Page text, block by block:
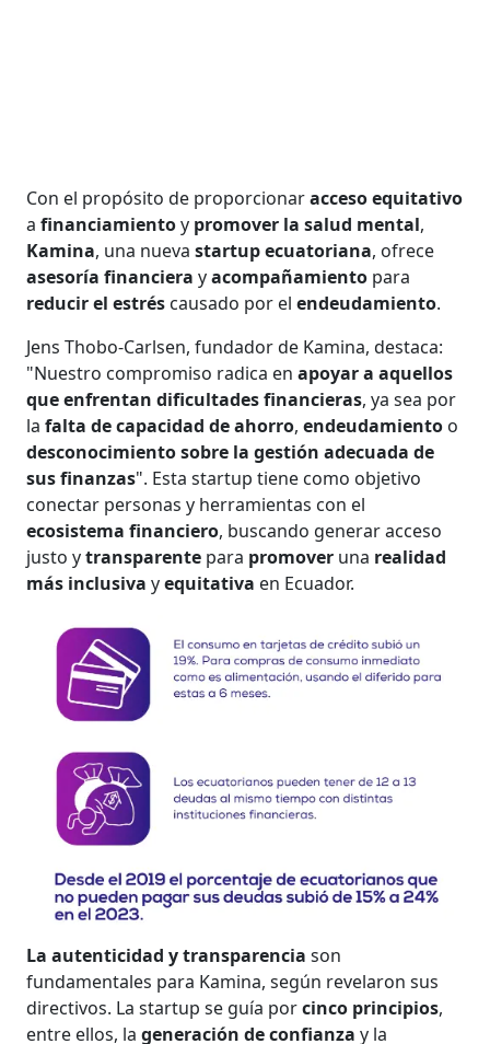
Con el propósito de proporcionaracceso equitativo
afinanciamientoy promover la salud mental,
Kamina, una nuevastartup ecuatoriana, ofrece
asesoría financierayacompañamiento para
reducir el estrés causado por elendeudamiento.
Jens Thobo-Carlsen, fundador de Kamina, destaca:
"Nuestro compromiso radica enapoyar a aquellos
que enfrentan dificultades financieras, ya sea por
lafalta de capacidad de ahorro,endeudamiento o
desconocimiento sobre la gestión adecuada de
sus finanzas". Esta startup tiene como objetivo
conectar personas y herramientas con el
ecosistema financiero, buscando generar acceso
justo ytransparente para promover una realidad
más inclusivayequitativa en Ecuador.
La autenticidad y transparencia son
fundamentales para Kamina, según revelaron sus
directivos. La startup se guía porcinco principios,
entre ellos, lageneración de confianzay la